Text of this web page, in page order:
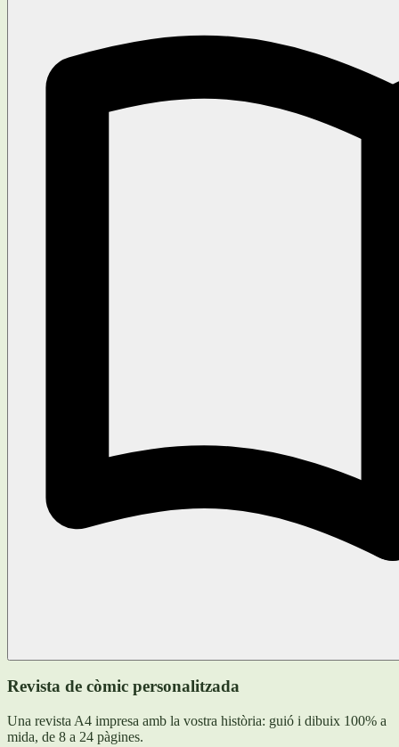
Revista de còmic personalitzada
Una revista A4 impresa amb la vostra història: guió i dibuix 100% a
mida, de 8 a 24 pàgines.